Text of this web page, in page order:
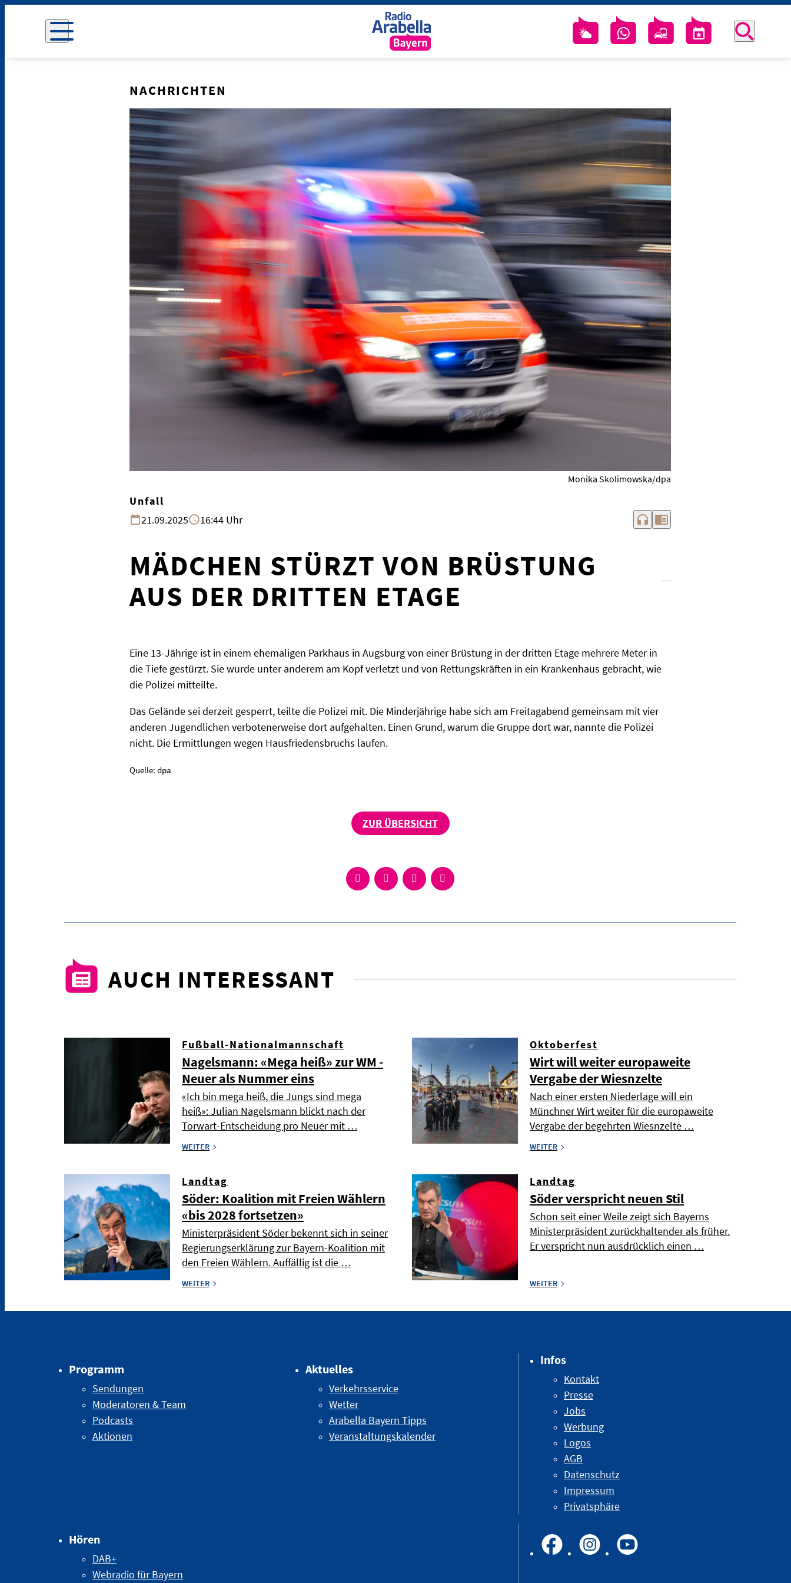
NACHRICHTEN
Monika Skolimowska/dpa
Unfall
21.09.2025
16:44 Uhr headphones chrome_reader_mode
MÄDCHEN STÜRZT VON BRÜSTUNG
AUS DER DRITTEN ETAGE
Eine 13-Jährige ist in einem ehemaligen Parkhaus in Augsburg von einer Brüstung in der dritten Etage mehrere Meter in
die Tiefe gestürzt. Sie wurde unter anderem am Kopf verletzt und von Rettungskräften in ein Krankenhaus gebracht, wie
die Polizei mitteilte.
Das Gelände sei derzeit gesperrt, teilte die Polizei mit. Die Minderjährige habe sich am Freitagabend gemeinsam mit vier
anderen Jugendlichen verbotenerweise dort aufgehalten. Einen Grund, warum die Gruppe dort war, nannte die Polizei
nicht. Die Ermittlungen wegen Hausfriedensbruchs laufen.
Quelle: dpa
ZUR ÜBERSICHT
AUCH INTERESSANT
Fußball-Nationalmannschaft
Nagelsmann: «Mega heiß» zur WM -
Neuer als Nummer eins
«Ich bin mega heiß, die Jungs sind mega
heiß»: Julian Nagelsmann blickt nach der
Torwart-Entscheidung pro Neuer mit …
WEITER
Oktoberfest
Wirt will weiter europaweite
Vergabe der Wiesnzelte
Nach einer ersten Niederlage will ein
Münchner Wirt weiter für die europaweite
Vergabe der begehrten Wiesnzelte …
WEITER
Landtag
Söder: Koalition mit Freien Wählern
«bis 2028 fortsetzen»
Ministerpräsident Söder bekennt sich in seiner
Regierungserklärung zur Bayern-Koalition mit
den Freien Wählern. Auffällig ist die …
WEITER
Landtag
Söder verspricht neuen Stil
Schon seit einer Weile zeigt sich Bayerns
Ministerpräsident zurückhaltender als früher.
Er verspricht nun ausdrücklich einen …
WEITER
Programm
Sendungen
Moderatoren & Team
Podcasts
Aktionen
Aktuelles
Verkehrsservice
Wetter
Arabella Bayern Tipps
Veranstaltungskalender
Hören
DAB+
Webradio für Bayern
Infos
Kontakt
Presse
Jobs
Werbung
Logos
AGB
Datenschutz
Impressum
Privatsphäre